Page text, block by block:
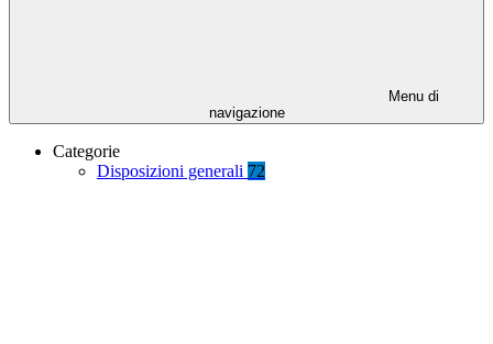
Menu di
navigazione
Categorie
Disposizioni generali 72